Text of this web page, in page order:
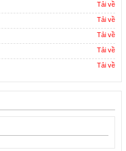
Tải về
Tải về
Tải về
Tải về
Tải về